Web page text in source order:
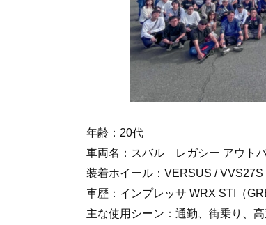
年齢：20代
車両名：スバル レガシー アウト
装着ホイール：VERSUS / VVS27S
車歴：インプレッサ WRX STI（
主な使用シーン：通勤、街乗り、